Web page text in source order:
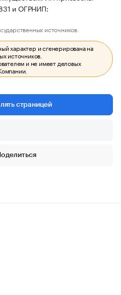
и ОГРНИП:
источников.
характер и сгенерирована на
источников.
и не имеет деловых
страницей